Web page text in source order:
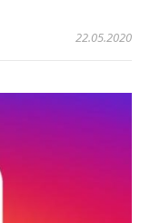
22.05.2020